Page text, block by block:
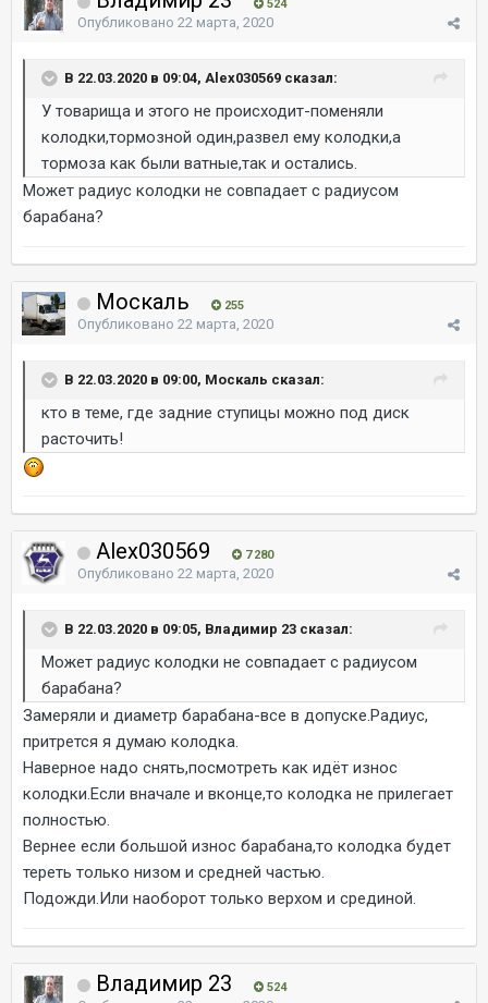
524
Опубликовано 22 марта, 2020
В 22.03.2020 в 09:04, Alex030569 сказал:
У товарища и этого не происходит-поменяли
колодки,тормозной один,развел ему колодки,а
тормоза как были ватные,так и остались.
Может радиус колодки не совпадает с радиусом
барабана?
Москаль 255
Опубликовано 22 марта, 2020
В 22.03.2020 в 09:00, Москаль сказал:
кто в теме, где задние ступицы можно под диск
расточить!
Alex030569 7 280
Опубликовано 22 марта, 2020
В 22.03.2020 в 09:05, Владимир 23 сказал:
Может радиус колодки не совпадает с радиусом
барабана?
Замеряли и диаметр барабана-все в допуске.Радиус,
притрется я думаю колодка.
Наверное надо снять,посмотреть как идёт износ
колодки.Если вначале и вконце,то колодка не прилегает
полностью.
Вернее если большой износ барабана,то колодка будет
тереть только низом и средней частью.
Подожди.Или наоборот только верхом и срединой.
Владимир 23 524